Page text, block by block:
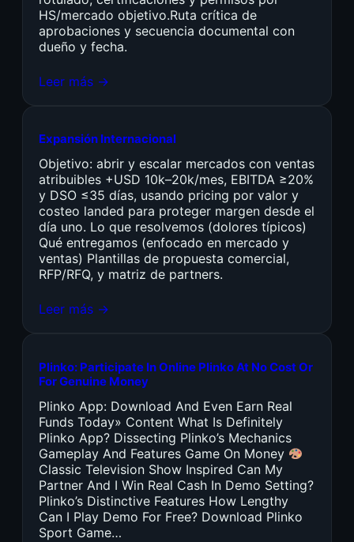
HS/mercado objetivo.Ruta crítica de
aprobaciones y secuencia documental con
dueño y fecha.
Leer más →
Expansión Internacional
Objetivo: abrir y escalar mercados con ventas
atribuibles +USD 10k–20k/mes, EBITDA ≥20%
y DSO ≤35 días, usando pricing por valor y
costeo landed para proteger margen desde el
día uno. Lo que resolvemos (dolores típicos)
Qué entregamos (enfocado en mercado y
ventas) Plantillas de propuesta comercial,
RFP/RFQ, y matriz de partners.
Leer más →
Plinko: Participate In Online Plinko At No Cost Or
For Genuine Money
Plinko App: Download And Even Earn Real
Funds Today» Content What Is Definitely
Plinko App? Dissecting Plinko’s Mechanics
Gameplay And Features Game On Money
Classic Television Show Inspired Can My
Partner And I Win Real Cash In Demo Setting?
Plinko’s Distinctive Features How Lengthy
Can I Play Demo For Free? Download Plinko
Sport Game…